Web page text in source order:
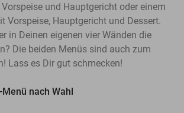
und Hauptgericht oder einem
Vorspeise, Hauptgericht und Dessert.
in Deinen eigenen vier Wänden die
Die beiden Menüs sind auch zum
Lass es Dir gut schmecken!
nach Wahl